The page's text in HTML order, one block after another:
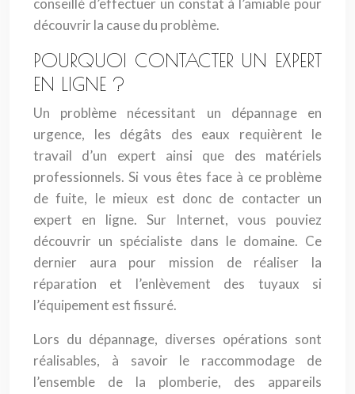
conseillé d’effectuer un constat à l’amiable pour
découvrir la cause du problème.
POURQUOI CONTACTER UN EXPERT
EN LIGNE ?
Un problème nécessitant un dépannage en
urgence, les dégâts des eaux requièrent le
travail d’un expert ainsi que des matériels
professionnels. Si vous êtes face à ce problème
de fuite, le mieux est donc de contacter un
expert en ligne. Sur Internet, vous pouviez
découvrir un spécialiste dans le domaine. Ce
dernier aura pour mission de réaliser la
réparation et l’enlèvement des tuyaux si
l’équipement est fissuré.
Lors du dépannage, diverses opérations sont
réalisables, à savoir le raccommodage de
l’ensemble de la plomberie, des appareils